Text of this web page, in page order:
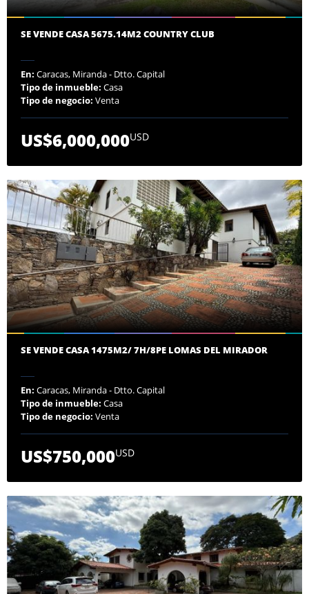
SE VENDE CASA 5675.14M2 COUNTRY CLUB
En: Caracas, Miranda - Dtto. Capital
Tipo de inmueble: Casa
Tipo de negocio: Venta
US$6,000,000USD
SE VENDE CASA 1475M2/ 7H/8PE LOMAS DEL MIRADOR
En: Caracas, Miranda - Dtto. Capital
Tipo de inmueble: Casa
Tipo de negocio: Venta
US$750,000USD